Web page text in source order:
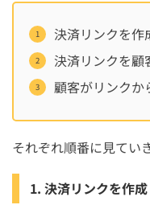
決済リンクを作
決済リンクを顧
顧客がリンクか
それぞれ順番に見てい
1. 決済リンクを作成